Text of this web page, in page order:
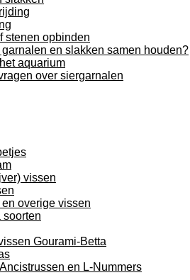
stenen opbinden
en slakken samen houden?
aquarium
over siergarnalen
vissen
overige vissen
soorten
Gourami-Betta
en L-Nummers